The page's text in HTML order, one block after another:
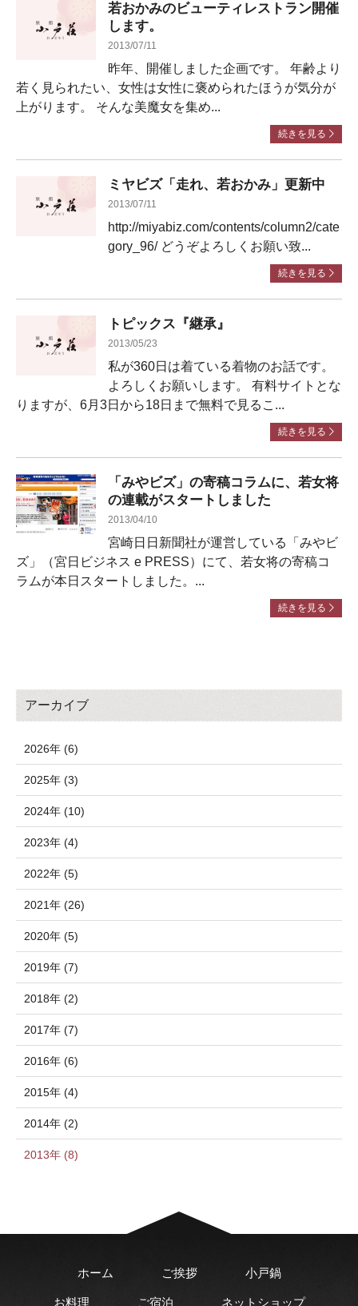
若おかみのビューティレストラン開催
します。
2013/07/11
昨年、開催しました企画です。 年齢より
若く見られたい、女性は女性に褒められたほうが気分が
上がります。 そんな美魔女を集め...
続きを見る
ミヤビズ「走れ、若おかみ」更新中
2013/07/11
http://miyabiz.com/contents/column2/cate
gory_96/ どうぞよろしくお願い致...
続きを見る
トピックス『継承』
2013/05/23
私が360日は着ている着物のお話です。
よろしくお願いします。 有料サイトとな
りますが、6月3日から18日まで無料で見るこ...
続きを見る
「みやビズ」の寄稿コラムに、若女将
の連載がスタートしました
2013/04/10
宮崎日日新聞社が運営している「みやビ
ズ」（宮日ビジネス e PRESS）にて、若女将の寄稿コ
ラムが本日スタートしました。...
続きを見る
アーカイブ
2026年 (6)
2025年 (3)
2024年 (10)
2023年 (4)
2022年 (5)
2021年 (26)
2020年 (5)
2019年 (7)
2018年 (2)
2017年 (7)
2016年 (6)
2015年 (4)
2014年 (2)
2013年 (8)
ホーム ご挨拶 小戸鍋
お料理 ご宿泊 ネットショップ